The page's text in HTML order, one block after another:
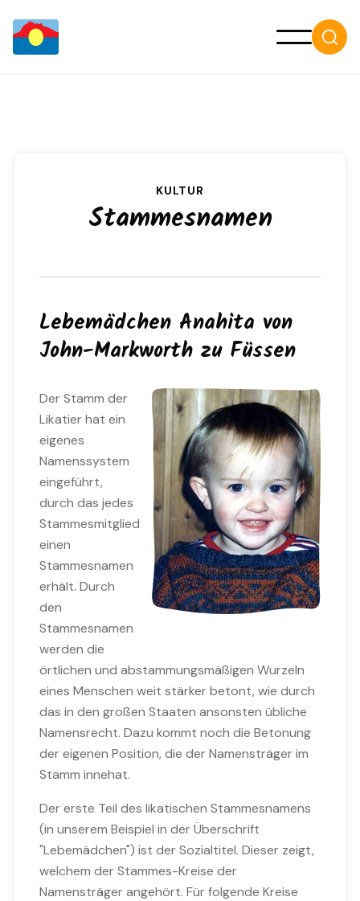

KULTUR
Stammesnamen
Lebemädchen Anahita von
John-Markworth zu Füssen
Der Stamm der
Likatier hat ein
eigenes
Namenssystem
eingeführt,
durch das jedes
Stammesmitglied
einen
Stammesnamen
erhält. Durch
den
Stammesnamen
werden die
örtlichen und abstammungsmäßigen Wurzeln
eines Menschen weit stärker betont, wie durch
das in den großen Staaten ansonsten übliche
Namensrecht. Dazu kommt noch die Betonung
der eigenen Position, die der Namensträger im
Stamm innehat.
Der erste Teil des likatischen Stammesnamens
(in unserem Beispiel in der Überschrift
"Lebemädchen") ist der Sozialtitel. Dieser zeigt,
welchem der Stammes-Kreise der
Namensträger angehört. Für folgende Kreise